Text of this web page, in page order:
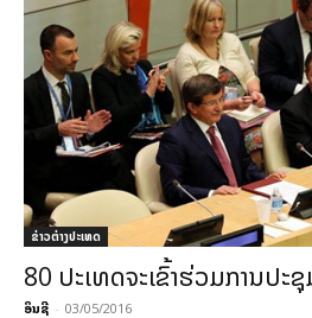
ຂ່າວຕ່າງປະເທດ
80 ປະເທດຈະເຂົ້າຮ່ວມການປະ
ອິນຊີ - 03/05/2016